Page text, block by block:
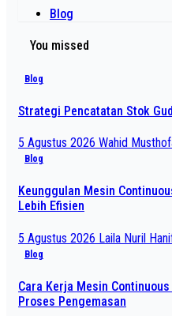
Blog
You missed
Blog
Strategi Pencatatan Stok
5 Agustus 2026 Wahid
Blog
Keunggulan Mesin
Lebih Efisien
5 Agustus 2026 Laila Nuril
Blog
Cara Kerja Mesin
Proses Pengemasan